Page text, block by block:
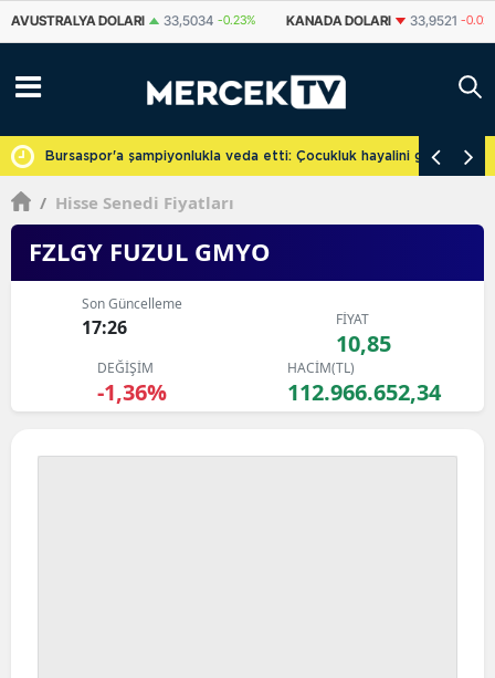
KANADA DOLARI 33,9521 -0.02% İSVIÇRE FRANKI 58,7542 -0.34%
Bursaspor'a şampiyonlukla veda etti: Çocukluk hayalini
/ Hisse Senedi Fiyatları
FZLGY FUZUL GMYO
Son Güncelleme
17:26 FİYAT
10,85
DEĞİŞİM
-1,36%
HACİM(TL)
112.966.652,34